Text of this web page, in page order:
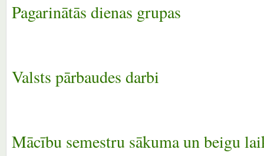
Pagarinātās dienas grupas
Valsts pārbaudes darbi
Mācību semestru sākuma un beigu